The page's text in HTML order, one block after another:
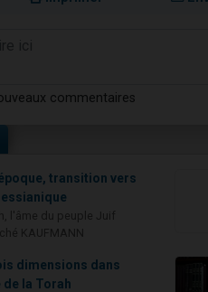
commentaires
transition vers
dimensions dans
de la Torah